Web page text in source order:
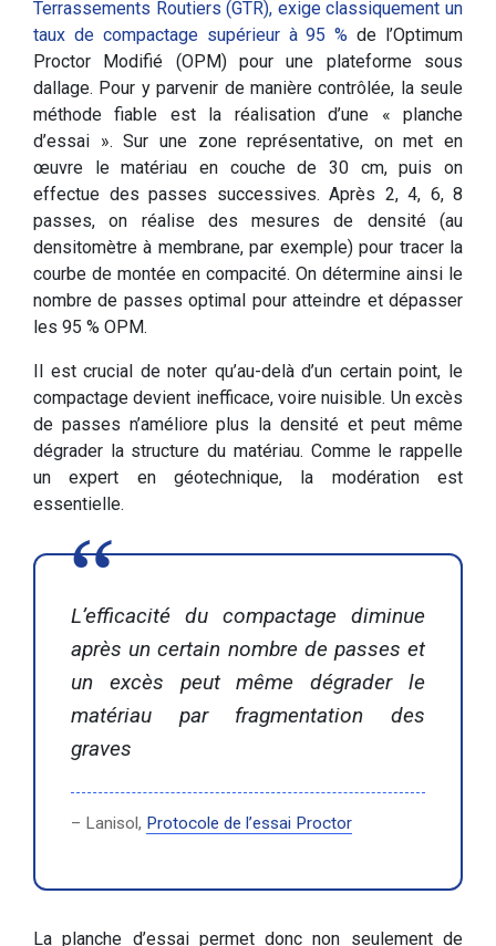
Terrassements Routiers (GTR), exige classiquement un
taux de compactage supérieur à 95 % de l’Optimum
Proctor Modifié (OPM) pour une plateforme sous
dallage. Pour y parvenir de manière contrôlée, la seule
méthode fiable est la réalisation d’une « planche
d’essai ». Sur une zone représentative, on met en
œuvre le matériau en couche de 30 cm, puis on
effectue des passes successives. Après 2, 4, 6, 8
passes, on réalise des mesures de densité (au
densitomètre à membrane, par exemple) pour tracer la
courbe de montée en compacité. On détermine ainsi le
nombre de passes optimal pour atteindre et dépasser
les 95 % OPM.
Il est crucial de noter qu’au-delà d’un certain point, le
compactage devient inefficace, voire nuisible. Un excès
de passes n’améliore plus la densité et peut même
dégrader la structure du matériau. Comme le rappelle
un expert en géotechnique, la modération est
essentielle.
L’efficacité du compactage diminue
après un certain nombre de passes et
un excès peut même dégrader le
matériau par fragmentation des
graves
– Lanisol, Protocole de l’essai Proctor
La planche d’essai permet donc non seulement de